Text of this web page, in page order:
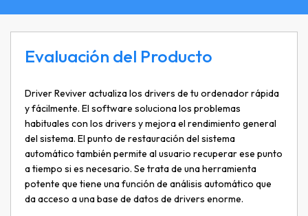
Evaluación del Producto
Driver Reviver actualiza los drivers de tu ordenador rápida
y fácilmente. El software soluciona los problemas
habituales con los drivers y mejora el rendimiento general
del sistema. El punto de restauración del sistema
automático también permite al usuario recuperar ese punto
a tiempo si es necesario. Se trata de una herramienta
potente que tiene una función de análisis automático que
da acceso a una base de datos de drivers enorme.